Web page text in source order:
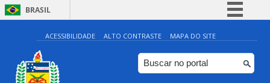
BRASIL
Simplifique!
Comunica BR
Participe
ACESSIBILIDADE ALTO CONTRASTE MAPA DO SITE